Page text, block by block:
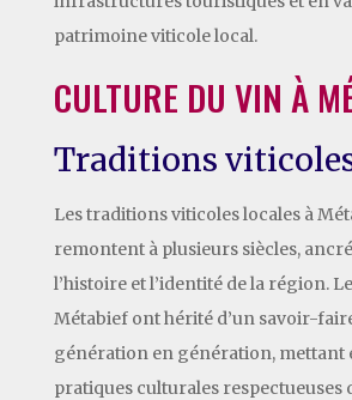
patrimoine viticole local.
CULTURE DU VIN À
Traditions
Les traditions viticoles locales à
remontent à plusieurs siècles,
l’histoire et l’identité de la région.
Métabief ont hérité d’un savoir-
génération en génération, mettant
pratiques culturales respectueuses